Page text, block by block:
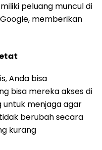
peluang muncul di
memberikan
Anda bisa
bisa mereka akses di
untuk menjaga agar
berubah secara
kurang